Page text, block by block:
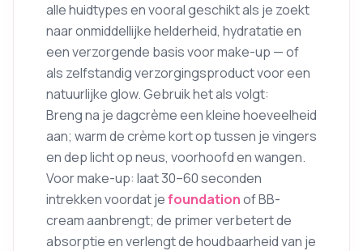
alle huidtypes en vooral geschikt als je zoekt
naar onmiddellijke helderheid, hydratatie en
een verzorgende basis voor make-up — of
als zelfstandig verzorgingsproduct voor een
natuurlijke glow. Gebruik het als volgt:
Breng na je dagcrème een kleine hoeveelheid
aan; warm de crème kort op tussen je vingers
en dep licht op neus, voorhoofd en wangen.
Voor make-up: laat 30–60 seconden
intrekken voordat jefoundationof BB-
cream aanbrengt; de primer verbetert de
absorptie en verlengt de houdbaarheid van je